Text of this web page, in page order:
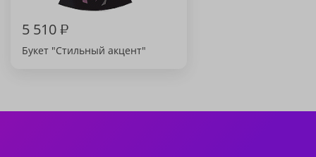
5 510₽
Букет "Стильный акцент"